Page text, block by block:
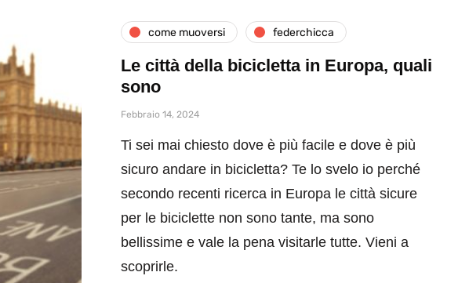
come muoversi federchicca
Le città della bicicletta in Europa, quali
sono
Febbraio 14, 2024
Ti sei mai chiesto dove è più facile e dove è più
sicuro andare in bicicletta? Te lo svelo io perché
secondo recenti ricerca in Europa le città sicure
per le biciclette non sono tante, ma sono
bellissime e vale la pena visitarle tutte. Vieni a
scoprirle.